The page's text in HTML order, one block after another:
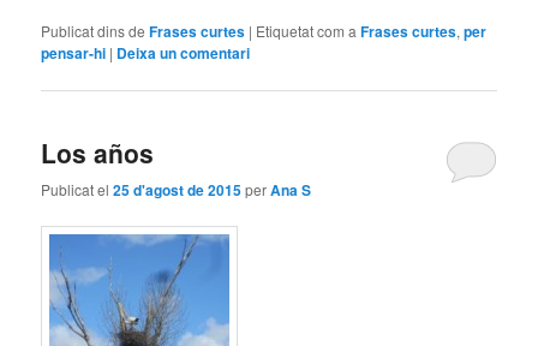
Publicat dins de Frases curtes | Etiquetat com aFrases curtes,per
pensar-hi | Deixa un comentari
Los años
Publicat el25 d'agost de 2015perAna S